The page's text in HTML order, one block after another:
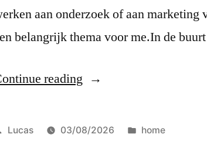
aan onderzoek of aan
belangrijk thema voor me.In de
reading “Naar
Wijze
Posted
Lucas 03/08/2026
Posted
home